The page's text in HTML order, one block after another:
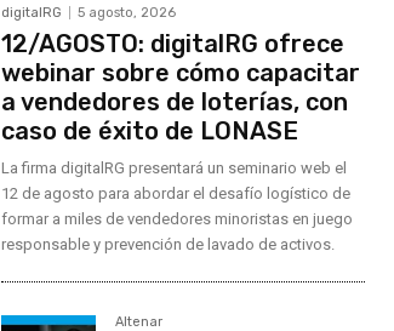
digitalRG 5 agosto, 2026
12/AGOSTO: digitalRG ofrece
webinar sobre cómo capacitar
a vendedores de loterías, con
caso de éxito de LONASE
La firma digitalRG presentará un seminario web el
12 de agosto para abordar el desafío logístico de
formar a miles de vendedores minoristas en juego
responsable y prevención de lavado de activos.
Altenar